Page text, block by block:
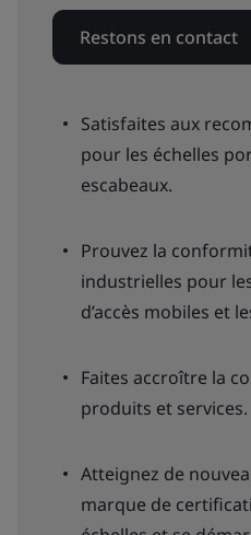
Restons en contact
Satisfaites aux
pour les échelles
escabeaux.
Prouvez la
industrielles pour
d’accès mobiles et
Faites accroître la
produits et services.
Atteignez de
marque de